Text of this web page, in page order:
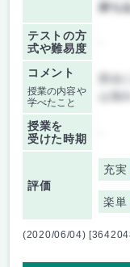
持ち
テストの方
式や難易度
コメント
授業の内容や
学べたこと
国会
授業を
受けた時期
評価
充実
楽単
(2020/06/04)